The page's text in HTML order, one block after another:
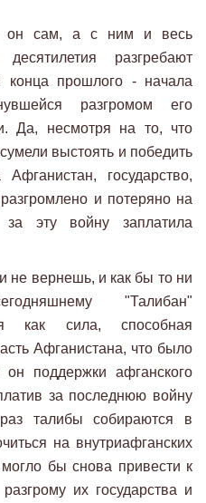
он сам, а с ним и весь
разгребают
конца прошлого - начала
разгромом его
Да, несмотря на то, что
выстоять и победить
государство,
и потеряно на
эту войну заплатила
не вернешь, и как бы то ни
"Талибан"
как сила, способная
Афганистана, что было
поддержки афганского
за последнюю войну
талибы собираются в
на внутриафганских
могло бы снова привести к
их государства и